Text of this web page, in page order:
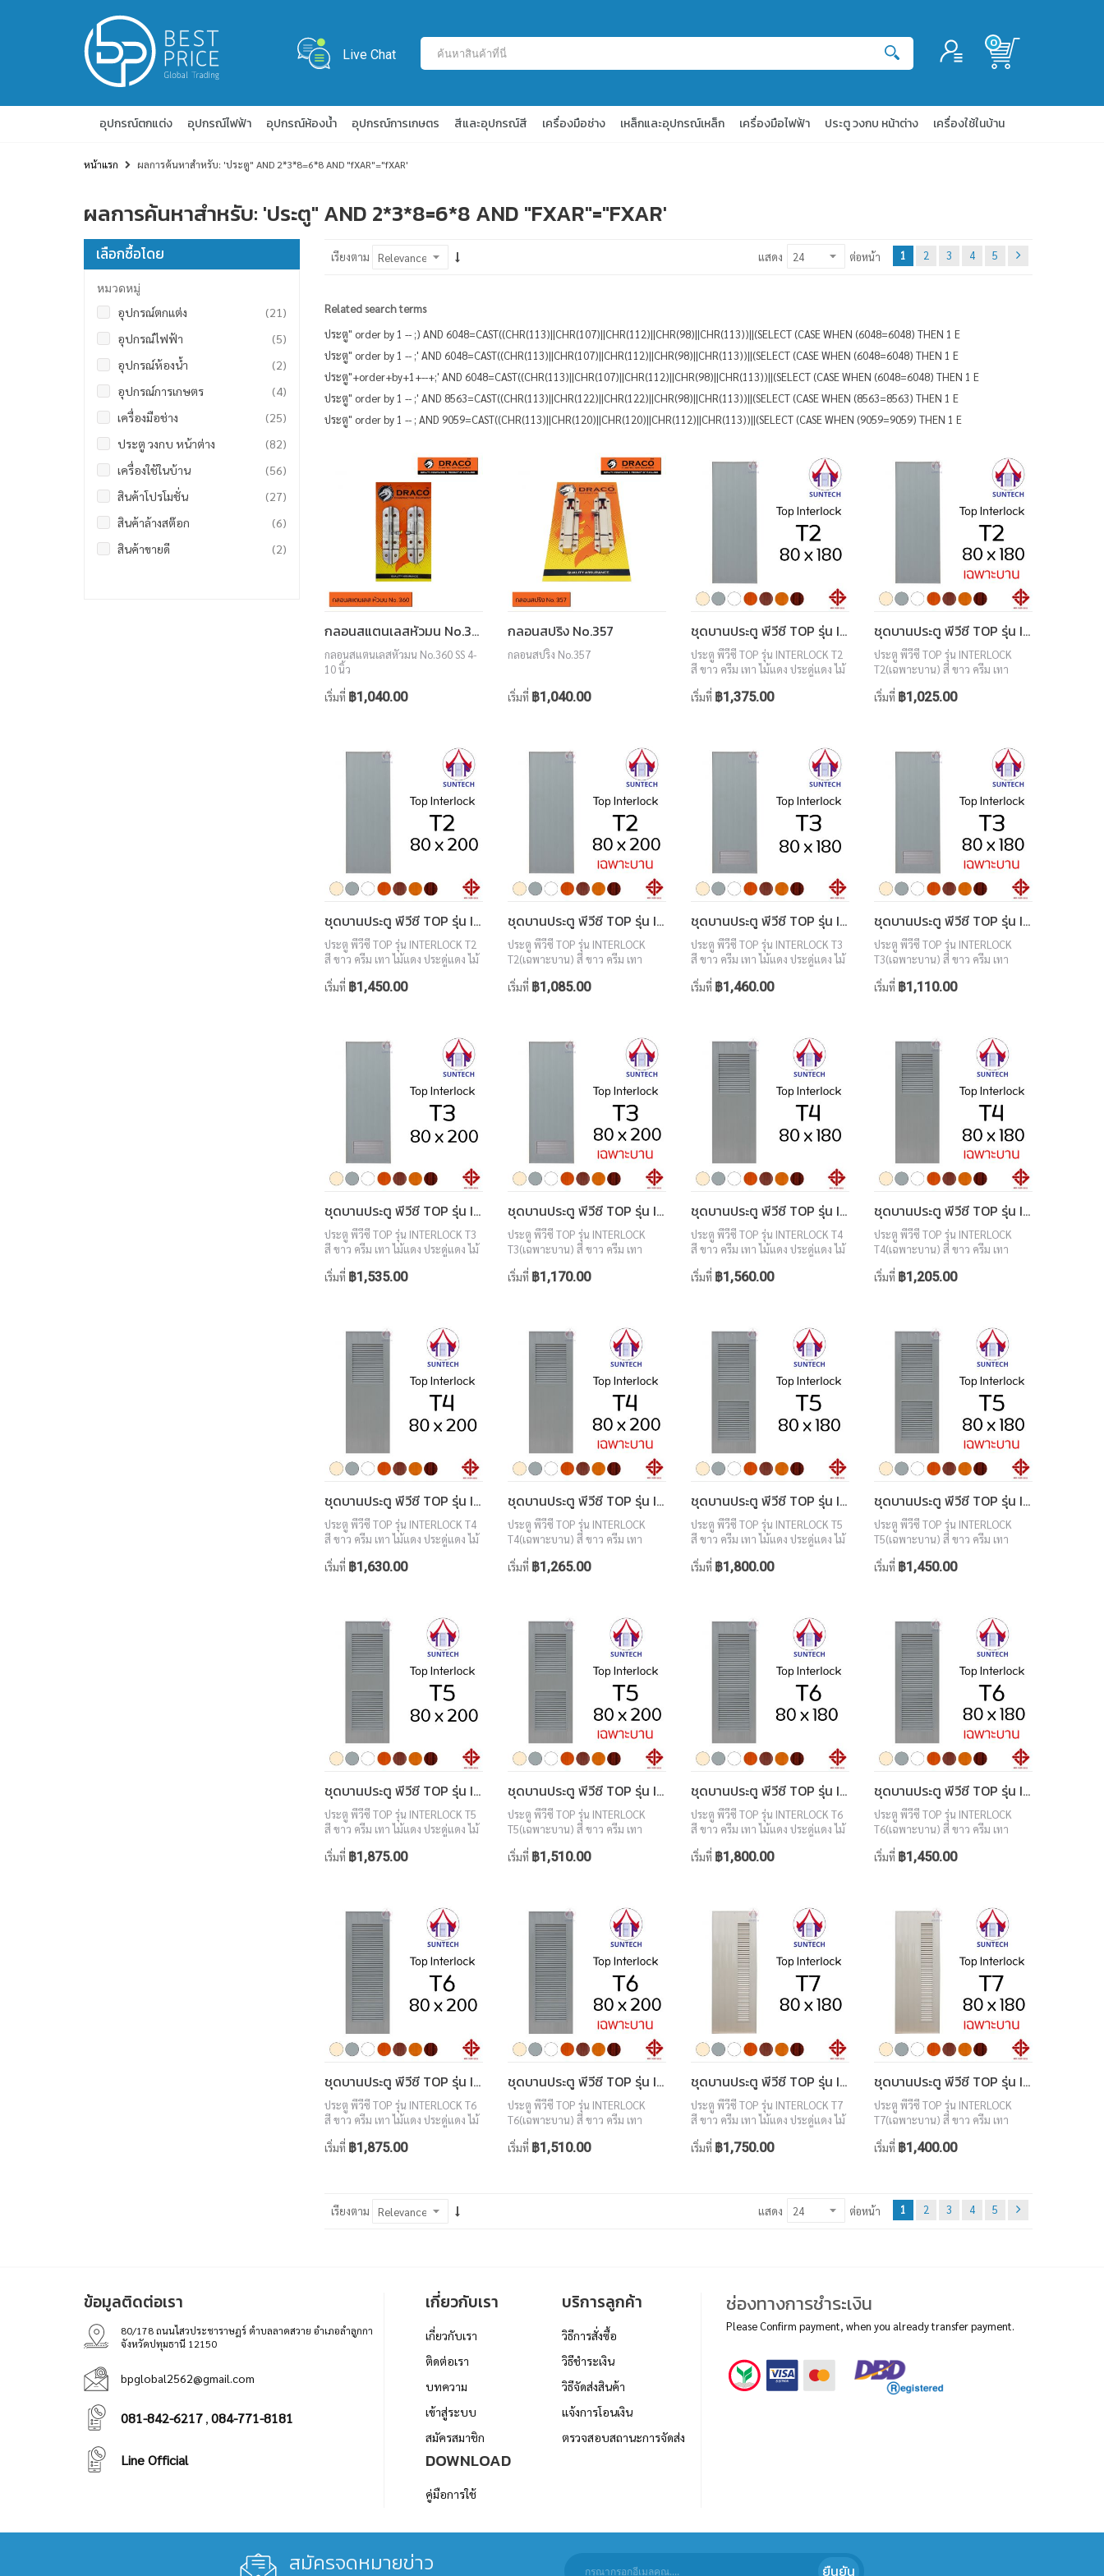
Live Chat
เข้าสู่ระบบ
0
อุปกรณ์ตกแต่ง อุปกรณ์ไฟฟ้า อุปกรณ์ห้องน้ำ อุปกรณ์การเกษตร สีและอุปกรณ์สี เครื่องมือช่าง เหล็กและอุปกรณ์เหล็ก เครื่องมือไฟฟ้า ประตู วงกบ หน้าต่าง เครื่องใช้ในบ้าน
หน้าแรก ผลการค้นหาสำหรับ: 'ประตู" AND 2*3*8=6*8 AND "fXAR"="fXAR'
ผลการค้นหาสำหรับ: 'ประตู" AND 2*3*8=6*8 AND "FXAR"="FXAR'
เรียงตาม แสดง ต่อหน้า 1 2 3 4 5
Related search terms
ประตู" order by 1 -- ;) AND 6048=CAST((CHR(113)||CHR(107)||CHR(112)||CHR(98)||CHR(113))||(SELECT (CASE WHEN (6048=6048) THEN 1 E
ประตู" order by 1 -- ;' AND 6048=CAST((CHR(113)||CHR(107)||CHR(112)||CHR(98)||CHR(113))||(SELECT (CASE WHEN (6048=6048) THEN 1 E
ประตู"+order+by+1+--+;' AND 6048=CAST((CHR(113)||CHR(107)||CHR(112)||CHR(98)||CHR(113))||(SELECT (CASE WHEN (6048=6048) THEN 1 E
ประตู" order by 1 -- ;' AND 8563=CAST((CHR(113)||CHR(122)||CHR(122)||CHR(98)||CHR(113))||(SELECT (CASE WHEN (8563=8563) THEN 1 E
ประตู" order by 1 -- ; AND 9059=CAST((CHR(113)||CHR(120)||CHR(120)||CHR(112)||CHR(113))||(SELECT (CASE WHEN (9059=9059) THEN 1 E
กลอนสแตนเลสหัวมน No.360 SS
กลอนสแตนเลสหัวมน No.360 SS 4-
10 นิ้ว
เริ่มที่ ฿1,040.00
กลอนสปริง No.357
กลอนสปริง No.357
เริ่มที่ ฿1,040.00
ชุดบานประตู พีวีซี TOP รุ่น INTERLOCK T2 ขนาด 80x180 (พร้อมวงกบ)
ประตู พีวีซี TOP รุ่น INTERLOCK T2
สี ขาว ครีม เทา ไม้แดง ประดู่แดง ไม้
เริ่มที่ ฿1,375.00
ชุดบานประตู พีวีซี TOP รุ่น INTERLOCK T2 ขนาด 80x180 (เฉพาะบาน)
ประตู พีวีซี TOP รุ่น INTERLOCK
T2(เฉพาะบาน) สี ขาว ครีม เทา
ขนาด 80x180
เริ่มที่ ฿1,025.00
ชุดบานประตู พีวีซี TOP รุ่น INTERLOCK T2 ขนาด 80x200 (พร้อมวงกบ)
ประตู พีวีซี TOP รุ่น INTERLOCK T2
สี ขาว ครีม เทา ไม้แดง ประดู่แดง ไม้
เริ่มที่ ฿1,450.00
ชุดบานประตู พีวีซี TOP รุ่น INTERLOCK T2 ขนาด 80x200 (เฉพาะบาน)
ประตู พีวีซี TOP รุ่น INTERLOCK
T2(เฉพาะบาน) สี ขาว ครีม เทา
ขนาด 80x200
เริ่มที่ ฿1,085.00
ชุดบานประตู พีวีซี TOP รุ่น INTERLOCK T3 ขนาด 80x180 (พร้อมวงกบ)
ประตู พีวีซี TOP รุ่น INTERLOCK T3
สี ขาว ครีม เทา ไม้แดง ประดู่แดง ไม้
เริ่มที่ ฿1,460.00
ชุดบานประตู พีวีซี TOP รุ่น INTERLOCK T3 ขนาด 80x180 (เฉพาะบาน)
ประตู พีวีซี TOP รุ่น INTERLOCK
T3(เฉพาะบาน) สี ขาว ครีม เทา
ขนาด 80x180
เริ่มที่ ฿1,110.00
ชุดบานประตู พีวีซี TOP รุ่น INTERLOCK T3 ขนาด 80x200 (พร้อมวงกบ)
ประตู พีวีซี TOP รุ่น INTERLOCK T3
สี ขาว ครีม เทา ไม้แดง ประดู่แดง ไม้
เริ่มที่ ฿1,535.00
ชุดบานประตู พีวีซี TOP รุ่น INTERLOCK T3 ขนาด 80x200 (เฉพาะบาน)
ประตู พีวีซี TOP รุ่น INTERLOCK
T3(เฉพาะบาน) สี ขาว ครีม เทา
ขนาด 80x200
เริ่มที่ ฿1,170.00
ชุดบานประตู พีวีซี TOP รุ่น INTERLOCK T4 ขนาด 80x180 (พร้อมวงกบ)
ประตู พีวีซี TOP รุ่น INTERLOCK T4
สี ขาว ครีม เทา ไม้แดง ประดู่แดง ไม้
เริ่มที่ ฿1,560.00
ชุดบานประตู พีวีซี TOP รุ่น INTERLOCK T4 ขนาด 80x180 (เฉพาะบาน)
ประตู พีวีซี TOP รุ่น INTERLOCK
T4(เฉพาะบาน) สี ขาว ครีม เทา
ขนาด 80x180
เริ่มที่ ฿1,205.00
ชุดบานประตู พีวีซี TOP รุ่น INTERLOCK T4 ขนาด 80x200 (พร้อมวงกบ)
ประตู พีวีซี TOP รุ่น INTERLOCK T4
สี ขาว ครีม เทา ไม้แดง ประดู่แดง ไม้
เริ่มที่ ฿1,630.00
ชุดบานประตู พีวีซี TOP รุ่น INTERLOCK T4 ขนาด 80x200 (เฉพาะบาน)
ประตู พีวีซี TOP รุ่น INTERLOCK
T4(เฉพาะบาน) สี ขาว ครีม เทา
ขนาด 80x200
เริ่มที่ ฿1,265.00
ชุดบานประตู พีวีซี TOP รุ่น INTERLOCK T5 ขนาด 80x180 (พร้อมวงกบ)
ประตู พีวีซี TOP รุ่น INTERLOCK T5
สี ขาว ครีม เทา ไม้แดง ประดู่แดง ไม้
เริ่มที่ ฿1,800.00
ชุดบานประตู พีวีซี TOP รุ่น INTERLOCK T5 ขนาด 80x180 (เฉพาะบาน)
ประตู พีวีซี TOP รุ่น INTERLOCK
T5(เฉพาะบาน) สี ขาว ครีม เทา
ขนาด 80x180
เริ่มที่ ฿1,450.00
ชุดบานประตู พีวีซี TOP รุ่น INTERLOCK T5 ขนาด 80x200 (พร้อมวงกบ)
ประตู พีวีซี TOP รุ่น INTERLOCK T5
สี ขาว ครีม เทา ไม้แดง ประดู่แดง ไม้
เริ่มที่ ฿1,875.00
ชุดบานประตู พีวีซี TOP รุ่น INTERLOCK T5 ขนาด 80x200 (เฉพาะบาน)
ประตู พีวีซี TOP รุ่น INTERLOCK
T5(เฉพาะบาน) สี ขาว ครีม เทา
ขนาด 80x200
เริ่มที่ ฿1,510.00
ชุดบานประตู พีวีซี TOP รุ่น INTERLOCK T6 ขนาด 80x180 (พร้อมวงกบ)
ประตู พีวีซี TOP รุ่น INTERLOCK T6
สี ขาว ครีม เทา ไม้แดง ประดู่แดง ไม้
เริ่มที่ ฿1,800.00
ชุดบานประตู พีวีซี TOP รุ่น INTERLOCK T6 ขนาด 80x180 (เฉพาะบาน)
ประตู พีวีซี TOP รุ่น INTERLOCK
T6(เฉพาะบาน) สี ขาว ครีม เทา
ขนาด 80x180
เริ่มที่ ฿1,450.00
ชุดบานประตู พีวีซี TOP รุ่น INTERLOCK T6 ขนาด 80x200 (พร้อมวงกบ)
ประตู พีวีซี TOP รุ่น INTERLOCK T6
สี ขาว ครีม เทา ไม้แดง ประดู่แดง ไม้
เริ่มที่ ฿1,875.00
ชุดบานประตู พีวีซี TOP รุ่น INTERLOCK T6 ขนาด 80x200 (เฉพาะบาน)
ประตู พีวีซี TOP รุ่น INTERLOCK
T6(เฉพาะบาน) สี ขาว ครีม เทา
ขนาด 80x200
เริ่มที่ ฿1,510.00
ชุดบานประตู พีวีซี TOP รุ่น INTERLOCK T7 ขนาด 80x180 (พร้อมวงกบ)
ประตู พีวีซี TOP รุ่น INTERLOCK T7
สี ขาว ครีม เทา ไม้แดง ประดู่แดง ไม้
เริ่มที่ ฿1,750.00
ชุดบานประตู พีวีซี TOP รุ่น INTERLOCK T7 ขนาด 80x180 (เฉพาะบาน)
ประตู พีวีซี TOP รุ่น INTERLOCK
T7(เฉพาะบาน) สี ขาว ครีม เทา
ขนาด 80x180
เริ่มที่ ฿1,400.00
เรียงตาม แสดง ต่อหน้า 1 2 3 4 5
เลือกซื้อโดย
หมวดหมู่
อุปกรณ์ตกแต่ง 21 รายการ
อุปกรณ์ไฟฟ้า
5รายการ
อุปกรณ์ห้องน้ำ
2รายการ
อุปกรณ์การเกษตร
4รายการ
เครื่องมือช่าง
25รายการ
ประตู วงกบ หน้าต่าง
82รายการ
เครื่องใช้ในบ้าน
56รายการ
สินค้าโปรโมชั่น
27รายการ
สินค้าล้างสต๊อก
6รายการ
สินค้าขายดี
2รายการ
ข้อมูลติดต่อเรา
80/178 ถนนไสวประชาราษฎร์ ตำบลลาดสวาย อำเภอลำลูกกา
จังหวัดปทุมธานี 12150
bpglobal2562@gmail.com
081-842-6217 084-771-8181
Line Official
เกี่ยวกับเรา
เกี่ยวกับเรา
ติดต่อเรา
บทความ
เข้าสู่ระบบ
สมัครสมาชิก
บริการลูกค้า
วิธีการสั่งซื้อ
วิธีชำระเงิน
วิธีจัดส่งสินค้า
แจ้งการโอนเงิน
ตรวจสอบสถานะการจัดส่ง
DOWNLOAD
คู่มือการใช้
ช่องทางการชำระเงิน
Please Confirm payment, when you already transfer payment.
สมัครจดหมายข่าว ยืนยัน